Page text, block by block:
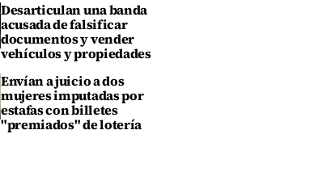
Desarticulan una banda
acusada de falsificar
documentos y vender
vehículos y propiedades
Envían a juicio a dos
mujeres imputadas por
estafas con billetes
"premiados" de lotería